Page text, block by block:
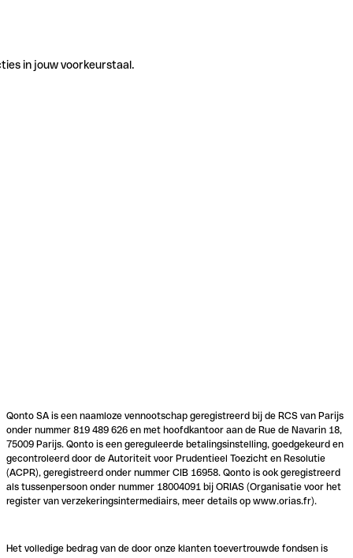
in jouw voorkeurstaal.
Qonto SA is een naamloze vennootschap geregistreerd bij de RCS van Parijs
onder nummer 819 489 626 en met hoofdkantoor aan de Rue de Navarin 18,
75009 Parijs. Qonto is een gereguleerde betalingsinstelling, goedgekeurd en
gecontroleerd door de Autoriteit voor Prudentieel Toezicht en Resolutie
(ACPR), geregistreerd onder nummer CIB 16958. Qonto is ook geregistreerd
als tussenpersoon onder nummer 18004091 bij ORIAS (Organisatie voor het
register van verzekeringsintermediairs, meer details op www.orias.fr).
Het volledige bedrag van de door onze klanten toevertrouwde fondsen is